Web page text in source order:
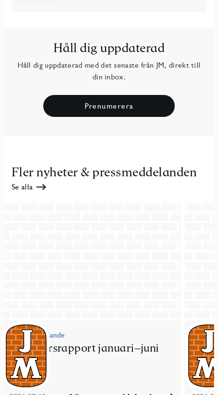
Håll dig uppdaterad
Håll dig uppdaterad med det senaste från JM, direkt till
din inbox.
Prenumerera
Fler nyheter & pressmeddelanden
Se alla
Pressmeddelande
JM delårsrapport januari–juni
2026
JM